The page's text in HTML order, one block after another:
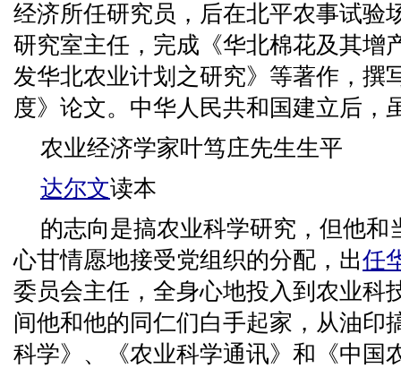
经济所任研究员，后在北平农事试验
研究室主任，完成《华北棉花及其增
发华北农业计划之研究》等著作，撰
度》论文。中华人民共和国建立后，
农业经济学家叶笃庄先生生平
达尔文读本
的志向是搞农业科学研究，但他和
心甘情愿地接受党组织的分配，出任
委员会主任，全身心地投入到农业科
间他和他的同仁们白手起家，从油印
科学》、《农业科学通讯》和《中国